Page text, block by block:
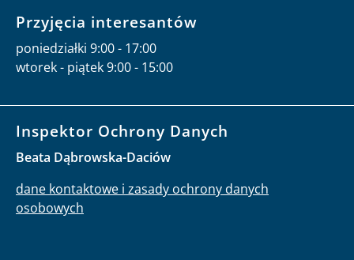
Przyjęcia interesantów
poniedziałki 9:00 - 17:00
wtorek - piątek 9:00 - 15:00
Inspektor Ochrony Danych
Beata Dąbrowska-Daciów
dane kontaktowe i zasady ochrony danych
osobowych